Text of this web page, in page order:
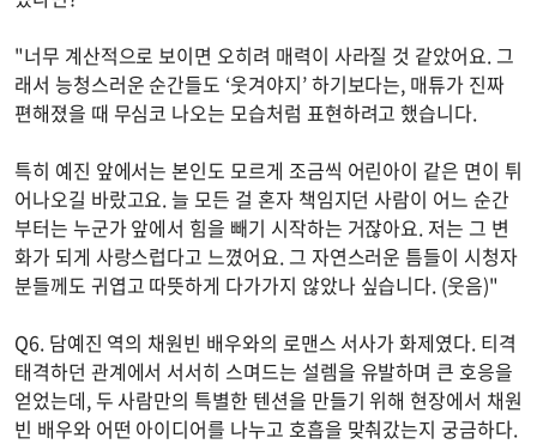
"너무 계산적으로 보이면 오히려 매력이 사라질 것 같았어요. 그
래서 능청스러운 순간들도 ‘웃겨야지’ 하기보다는, 매튜가 진짜
편해졌을 때 무심코 나오는 모습처럼 표현하려고 했습니다.
특히 예진 앞에서는 본인도 모르게 조금씩 어린아이 같은 면이 튀
어나오길 바랐고요. 늘 모든 걸 혼자 책임지던 사람이 어느 순간
부터는 누군가 앞에서 힘을 빼기 시작하는 거잖아요. 저는 그 변
화가 되게 사랑스럽다고 느꼈어요. 그 자연스러운 틈들이 시청자
분들께도 귀엽고 따뜻하게 다가가지 않았나 싶습니다. (웃음)"
Q6. 담예진 역의 채원빈 배우와의 로맨스 서사가 화제였다. 티격
태격하던 관계에서 서서히 스며드는 설렘을 유발하며 큰 호응을
얻었는데, 두 사람만의 특별한 텐션을 만들기 위해 현장에서 채원
빈 배우와 어떤 아이디어를 나누고 호흡을 맞춰갔는지 궁금하다.